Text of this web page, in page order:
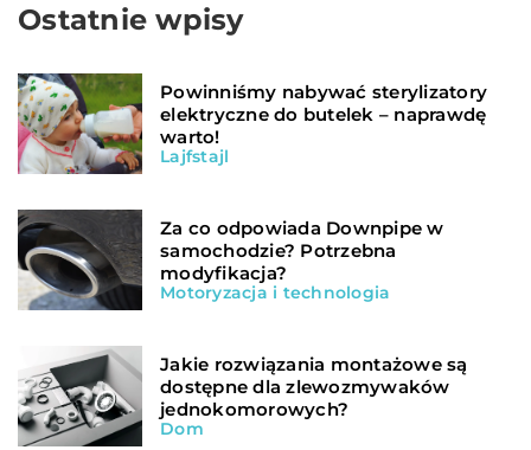
Ostatnie wpisy
Powinniśmy nabywać sterylizatory
elektryczne do butelek – naprawdę
warto!
Lajfstajl
Za co odpowiada Downpipe w
samochodzie? Potrzebna
modyfikacja?
Motoryzacja i technologia
Jakie rozwiązania montażowe są
dostępne dla zlewozmywaków
jednokomorowych?
Dom